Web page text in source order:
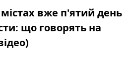
вже п'ятий день
що говорять на